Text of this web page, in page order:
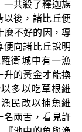
一共殺了釋迦族
以後，諸比丘便
麼不好的因，導
向諸比丘說明
衛城中有一漁
升的黃金才能換
多以吃草根維
民改以捕魚維
名兩舌，看見許